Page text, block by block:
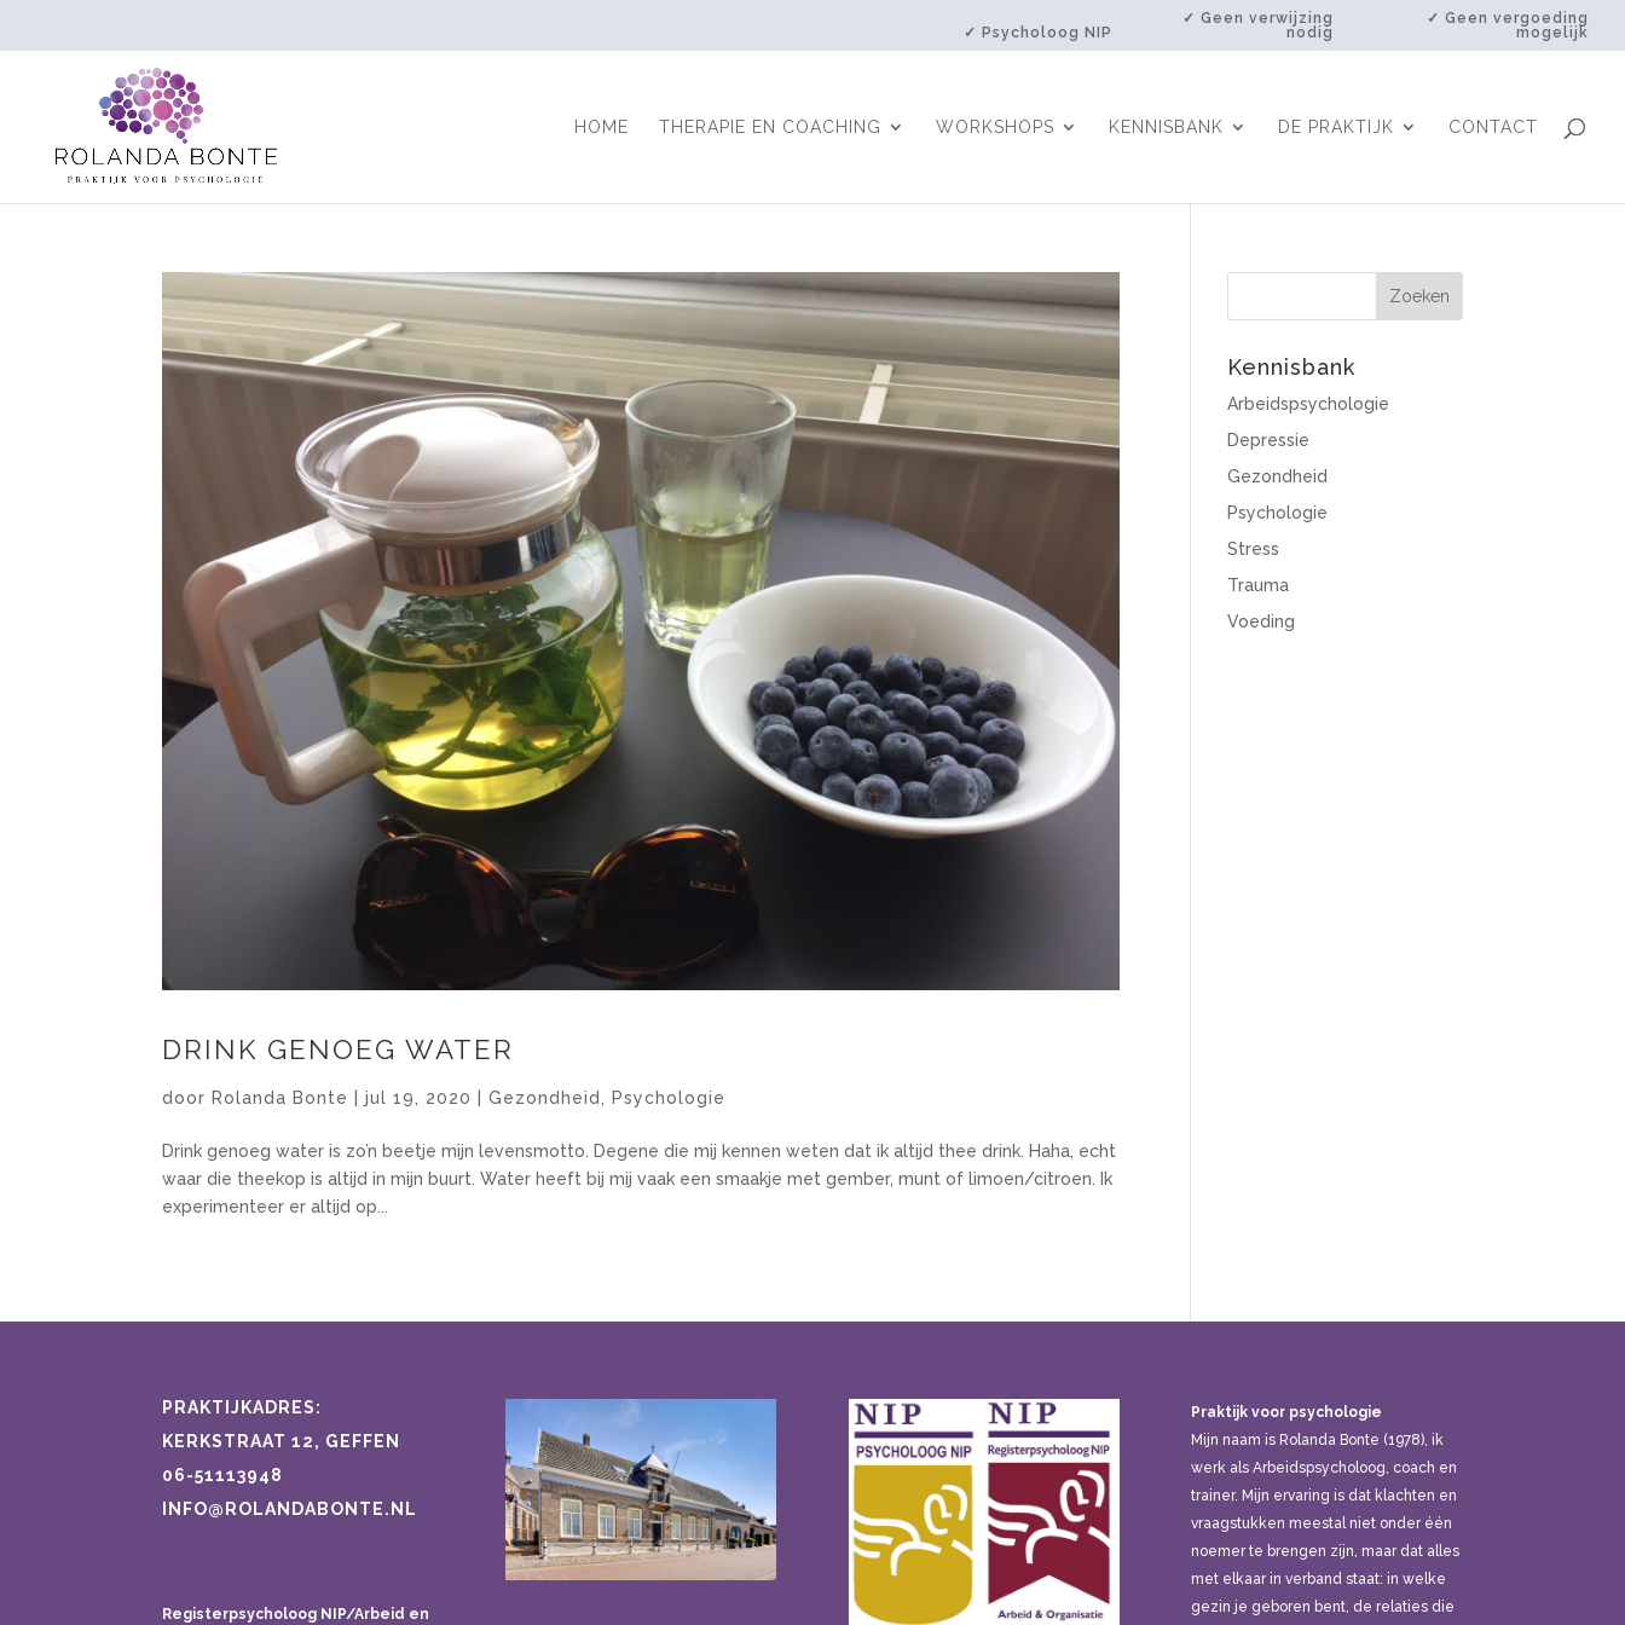
✓ Psycholoog NIP
✓ Geen verwijzing
nodig
✓ Geen vergoeding
mogelijk
HOME THERAPIE EN COACHING WORKSHOPS KENNISBANK DE PRAKTIJK CONTACT
DRINK GENOEG WATER
door Rolanda Bonte |jul 19, 2020 |Gezondheid Psychologie
Drink genoeg water is zo’n beetje mijn levensmotto. Degene die mij kennen weten dat ik altijd thee drink. Haha, echt
waar die theekop is altijd in mijn buurt. Water heeft bij mij vaak een smaakje met gember, munt of limoen/citroen. Ik
experimenteer er altijd op...
Kennisbank
Arbeidspsychologie
Depressie
Gezondheid
Psychologie
Stress
Trauma
Voeding
PRAKTIJKADRES:
KERKSTRAAT 12, GEFFEN
06-51113948
INFO@ROLANDABONTE.NL
Registerpsycholoog NIP/Arbeid en
Praktijk voor psychologie
Mijn naam is Rolanda Bonte (1978), ik
werk als Arbeidspsycholoog, coach en
trainer. Mijn ervaring is dat klachten en
vraagstukken meestal niet onder één
noemer te brengen zijn, maar dat alles
met elkaar in verband staat: in welke
gezin je geboren bent, de relaties die